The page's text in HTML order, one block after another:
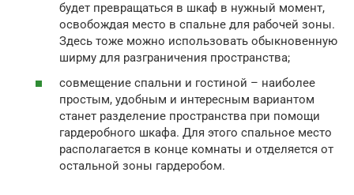
будет превращаться в шкаф в нужный момент,
освобождая место в спальне для рабочей зоны.
Здесь тоже можно использовать обыкновенную
ширму для разграничения пространства;
совмещение спальни и гостиной – наиболее
простым, удобным и интересным вариантом
станет разделение пространства при помощи
гардеробного шкафа. Для этого спальное место
располагается в конце комнаты и отделяется от
остальной зоны гардеробом.